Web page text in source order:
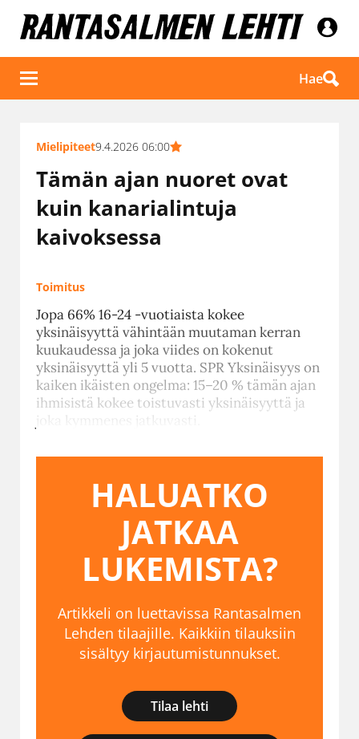
Hae
Mielipiteet9.4.2026 06:00
Tämän ajan nuoret ovat
kuin kanarialintuja
kaivoksessa
Toimitus
Jopa 66% 16-24 -vuotiaista kokee
yksinäisyyttä vähintään muutaman kerran
kuukaudessa ja joka viides on kokenut
yksinäisyyttä yli 5 vuotta. SPR Yksinäisyys on
kaiken ikäisten ongelma: 15–20 % tämän ajan
ihmisistä kokee toistuvasti yksinäisyyttä ja
joka kymmenes jatkuvasti.
HALUATKO
JATKAA
LUKEMISTA?
Artikkeli on luettavissa Rantasalmen
Lehden tilaajille. Kaikkiin tilauksiin
sisältyy kirjautumistunnukset.
Tilaa lehti